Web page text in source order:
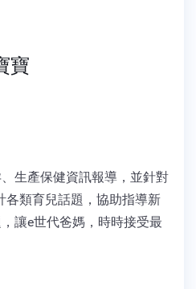
寶
生產保健資訊報導，並針對
各類育兒話題，協助指導新
讓e世代爸媽，時時接受最